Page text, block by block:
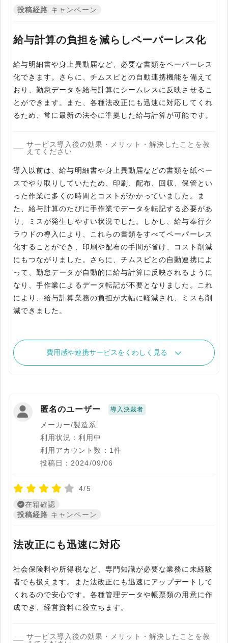
投稿経路 キャンペーン
給与計算の負担を減らしペーパーレス化
給与明細書や身上異動届など、必要な書類をペーパーレス
化できます。さらに、チムスピとの自動連携機能を備えて
おり、勤怠データを給与計算にシームレスに反映させるこ
とができます。また、各種法改正にも迅速に対応してくれ
るため、常に最新の法令に準拠した給与計算が可能です。
サービス導入後の効果・メリット・解決したことを教
えてください
導入以前は、給与明細書や身上異動届などの書類を紙ベー
スでやり取りしていたため、印刷、配布、回収、保管とい
った作業に多くの時間とコストがかかっていました。ま
た、給与計算のたびに手作業でデータを転記する必要があ
り、ミスが発生しやすい状況でした。しかし、給与奉行ク
ラウドの導入により、これらの書類をすべてペーパーレス
化することができ、印刷や配布の手間が省け、コスト削減
にもつながりました。さらに、チムスピとの自動連携によ
って、勤怠データが自動的に給与計算に反映されるように
なり、手作業によるデータ転記が不要となりました。これ
により、給与計算業務の負担が大幅に軽減され、ミスも削
減できました。
費用感や連携サービスをくわしく見る
匿名のユーザー 導入決裁者
メーカー/製造系
利用状況：利用中
利用アカウント数：1件
投稿日：2024/09/06
4/5
在籍確認
投稿経路 キャンペーン
法改正にも迅速に対応
社会保険料や所得税など、専門知識が必要な業務に未経験
者でも扱えます。また法改正にも迅速にアップデートして
くれるので安心です。各種管理データや帳票類の用意に作
成でき、経営資料に役立ちます。
サービス導入後の効果・メリット・解決したことを教